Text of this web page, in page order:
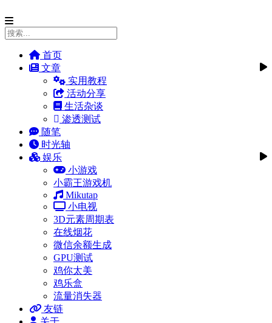
首页
文章
实用教程
活动分享
生活杂谈
渗透测试
随笔
时光轴
娱乐
小游戏
小霸王游戏机
Mikutap
小电视
3D元素周期表
在线烟花
微信余额生成
GPU测试
鸡你太美
鸡乐盒
流量消失器
友链